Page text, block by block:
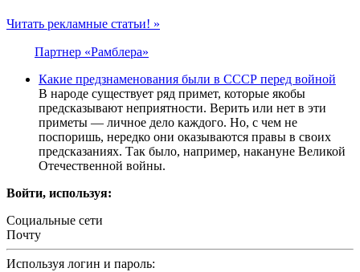
Читать рекламные статьи! »
Партнер «Рамблера»
Какие предзнаменования были в СССР перед войной
В народе существует ряд примет, которые якобы
предсказывают неприятности. Верить или нет в эти
приметы — личное дело каждого. Но, с чем не
поспоришь, нередко они оказываются правы в своих
предсказаниях. Так было, например, накануне Великой
Отечественной войны.
Войти, используя:
Социальные сети
Почту
Используя логин и пароль: